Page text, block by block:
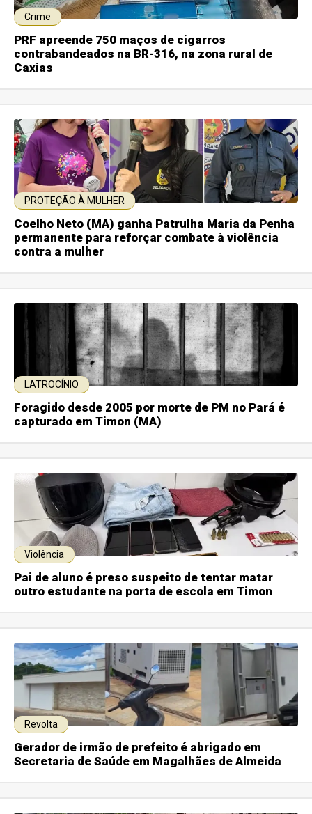
Crime
PRF apreende 750 maços de cigarros
contrabandeados na BR-316, na zona rural de
Caxias
PROTEÇÃO À MULHER
Coelho Neto (MA) ganha Patrulha Maria da Penha
permanente para reforçar combate à violência
contra a mulher
LATROCÍNIO
Foragido desde 2005 por morte de PM no Pará é
capturado em Timon (MA)
Violência
Pai de aluno é preso suspeito de tentar matar
outro estudante na porta de escola em Timon
Revolta
Gerador de irmão de prefeito é abrigado em
Secretaria de Saúde em Magalhães de Almeida